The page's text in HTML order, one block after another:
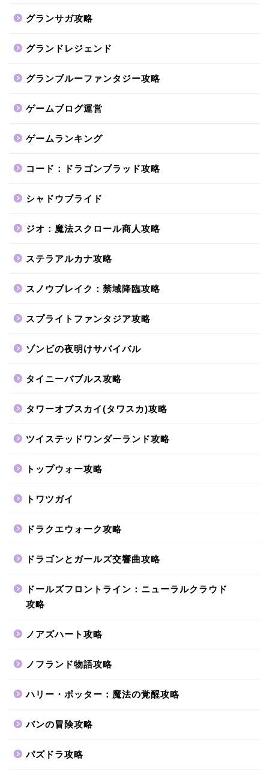
グランサガ攻略
グランドレジェンド
グランブルーファンタジー攻略
ゲームブログ運営
ゲームランキング
コード：ドラゴンブラッド攻略
シャドウブライド
ジオ：魔法スクロール商人攻略
ステラアルカナ攻略
スノウブレイク：禁域降臨攻略
スプライトファンタジア攻略
ゾンビの夜明けサバイバル
タイニーバブルス攻略
タワーオブスカイ(タワスカ)攻略
ツイステッドワンダーランド攻略
トップウォー攻略
トワツガイ
ドラクエウォーク攻略
ドラゴンとガールズ交響曲攻略
ドールズフロントライン：ニューラルクラウド
攻略
ノアズハート攻略
ノフランド物語攻略
ハリー・ポッター：魔法の覚醒攻略
バンの冒険攻略
パズドラ攻略